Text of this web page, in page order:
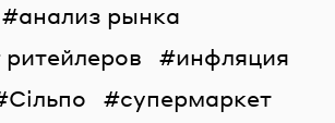
анализ рынка
ритейлеров
инфляция
Сільпо
супермаркет